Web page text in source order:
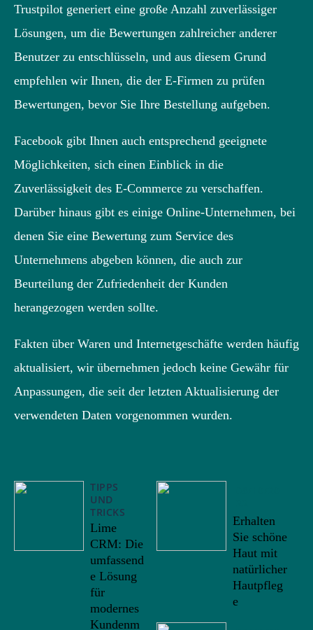
Trustpilot generiert eine große Anzahl zuverlässiger
Lösungen, um die Bewertungen zahlreicher anderer
Benutzer zu entschlüsseln, und aus diesem Grund
empfehlen wir Ihnen, die der E-Firmen zu prüfen
Bewertungen, bevor Sie Ihre Bestellung aufgeben.
Facebook gibt Ihnen auch entsprechend geeignete
Möglichkeiten, sich einen Einblick in die
Zuverlässigkeit des E-Commerce zu verschaffen.
Darüber hinaus gibt es einige Online-Unternehmen, bei
denen Sie eine Bewertung zum Service des
Unternehmens abgeben können, die auch zur
Beurteilung der Zufriedenheit der Kunden
herangezogen werden sollte.
Fakten über Waren und Internetgeschäfte werden häufig
aktualisiert, wir übernehmen jedoch keine Gewähr für
Anpassungen, die seit der letzten Aktualisierung der
verwendeten Daten vorgenommen wurden.
TIPPS
UND
TRICKS
Lime
CRM: Die
umfassend
e Lösung
für
modernes
Kundenm
Erhalten
Sie schöne
Haut mit
natürlicher
Hautpfleg
e